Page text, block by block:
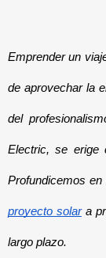
Emprender un
de aprovechar la
del
Electric, se erige
Profundicemos
proyecto solara
largo plazo.